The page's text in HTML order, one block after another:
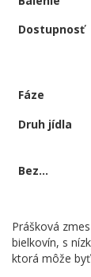
Dostupnosť
Fáze
Druh jídla
Bez...
Prášková
bielkovín, s
ktorá môže